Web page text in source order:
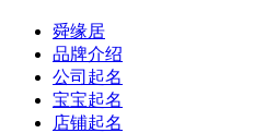
舜缘居
品牌介绍
公司起名
宝宝起名
店铺起名